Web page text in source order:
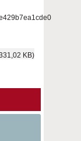
KB)